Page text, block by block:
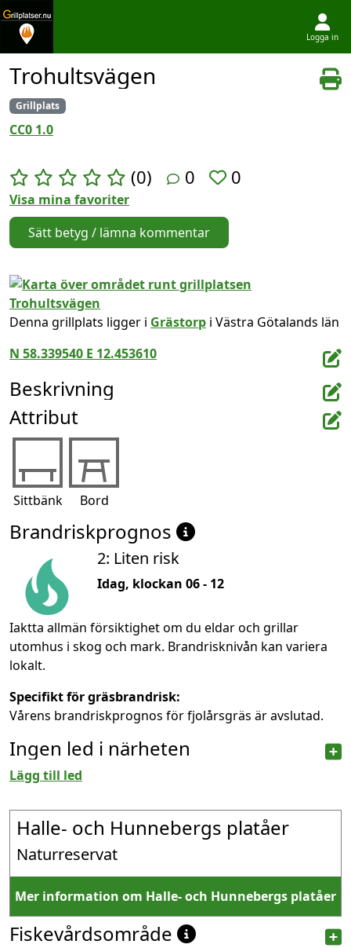
Logga in
Trohultsvägen
Grillplats
CC0 1.0
(0) 0 0
Visa mina favoriter
Sätt betyg / lämna kommentar
Denna grillplats ligger i Grästorp i Västra Götalands län
N 58.339540 E 12.453610
Beskrivning
Attribut
Sittbänk Bord
Brandriskprognos
2: Liten risk
Idag, klockan 06 - 12
Iaktta allmän försiktighet om du eldar och grillar
utomhus i skog och mark. Brandrisknivån kan variera
lokalt.
Specifikt för gräsbrandrisk:
Vårens brandriskprognos för fjolårsgräs är avslutad.
Ingen led i närheten
Lägg till led
Halle- och Hunnebergs platåer
Naturreservat
Mer information om Halle- och Hunnebergs platåer
Fiskevårdsområde